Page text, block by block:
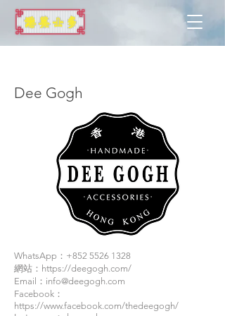
Dee Gogh
WhatsApp：+852 5526 1328
網站： https://deegogh.com/
Email： info@deegogh.com
Facebook：
https://www.facebook.com/thedeegogh/